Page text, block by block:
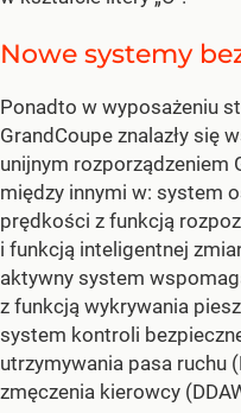
Nowe systemy
Ponadto w wyposażeniu
GrandCoupe znalazły się
unijnym rozporządzeniem
między innymi w: system
prędkości z funkcją
i funkcją inteligentnej
aktywny system
z funkcją wykrywania
system kontroli
utrzymywania pasa ruchu
zmęczenia kierowcy